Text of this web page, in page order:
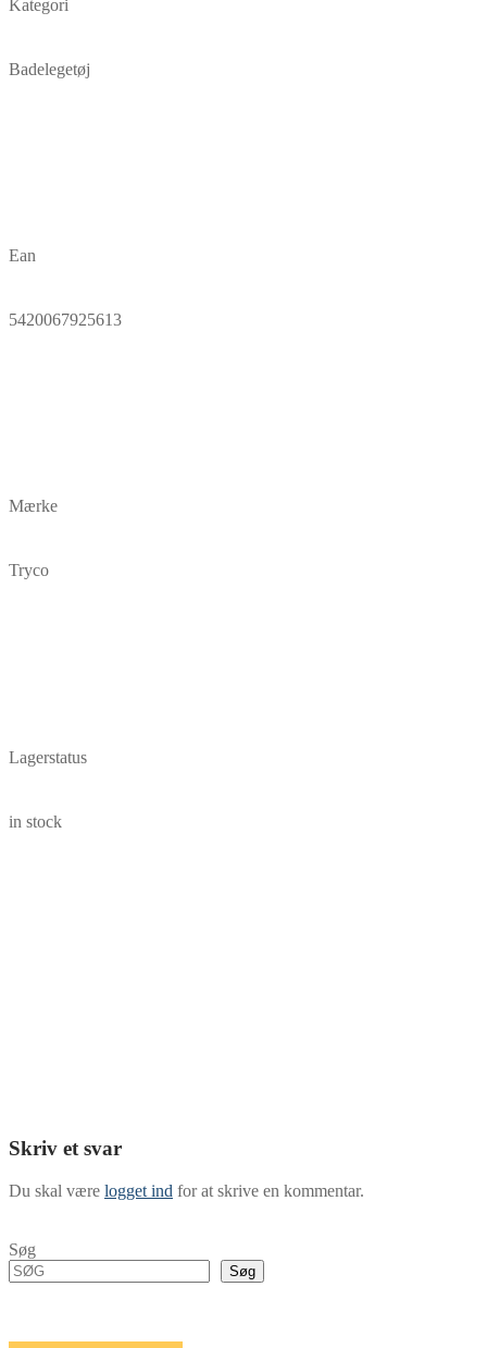
Kategori
Badelegetøj
Ean
5420067925613
Mærke
Tryco
Lagerstatus
in stock
Skriv et svar
Du skal være logget ind for at skrive en kommentar.
Søg
Søg